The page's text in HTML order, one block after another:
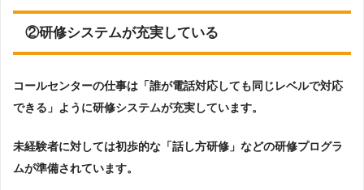
②研修システムが充実している
コールセンターの仕事は「誰が電話対応しても同じレベルで対応
できる」ように研修システムが充実しています。
未経験者に対しては初歩的な「話し方研修」などの研修プログラ
ムが準備されています。